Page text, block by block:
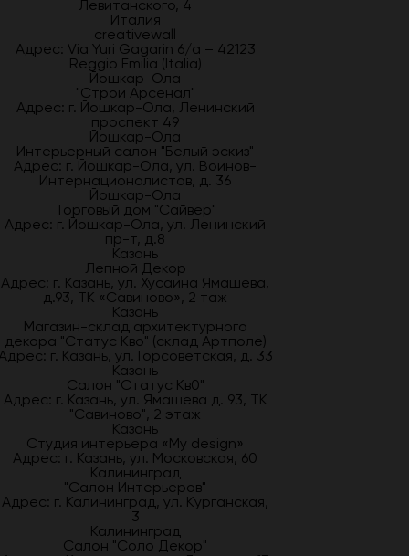
Левитанского, 4
Италия
creativewall
Адрес: Via Yuri Gagarin 6/a – 42123
Reggio Emilia (Italia)
Йошкар-Ола
"Строй Арсенал"
Адрес: г. Йошкар-Ола, Ленинский
проспект 49
Йошкар-Ола
Интерьерный салон "Белый эскиз"
Адрес: г. Йошкар-Ола, ул. Воинов-
Интернационалистов, д. 36
Йошкар-Ола
Торговый дом "Сайвер"
Адрес: г. Йошкар-Ола, ул. Ленинский
пр-т, д.8
Казань
Лепной Декор
Адрес: г. Казань, ул. Хусаина Ямашева,
д.93, ТК «Савиново», 2 таж
Казань
Магазин-склад архитектурного
декора "Статус Кво" (склад Артполе)
г. Казань, ул. Горсоветская, д. 33
Казань
Салон "Статус Кв0"
Адрес: г. Казань, ул. Ямашева д. 93, ТК
"Савиново", 2 этаж
Казань
Студия интерьера «My design»
Адрес: г. Казань, ул. Московская, 60
Калининград
"Салон Интерьеров"
Адрес: г. Калининград, ул. Курганская,
3
Калининград
Салон "Соло Декор"